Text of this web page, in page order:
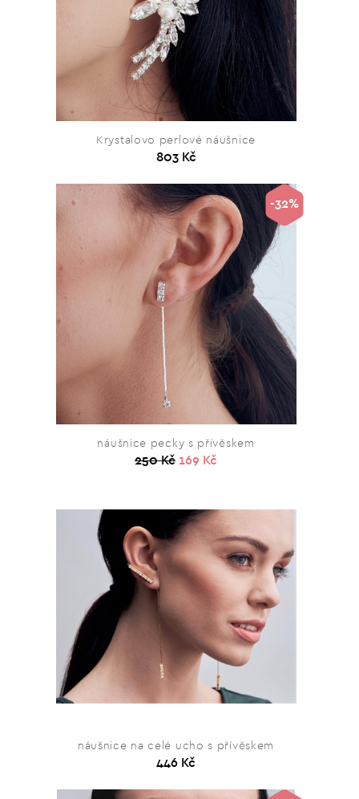
Krystalovo perlové náušnice
803 Kč
náušnice pecky s přívěskem
250 Kč 169 Kč
-32%
náušnice na celé ucho s přívěskem
446 Kč